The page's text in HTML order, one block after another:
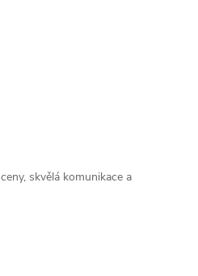
skvělá komunikace a